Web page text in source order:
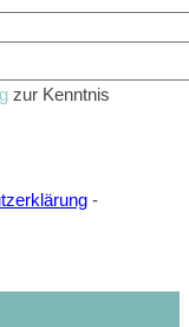
zur Kenntnis
-